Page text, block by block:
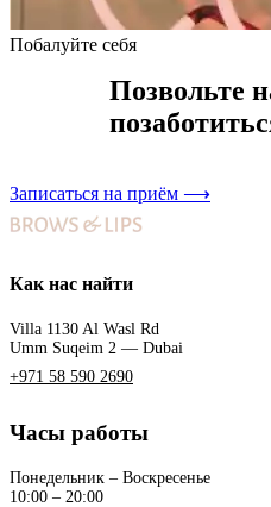
Побалуйте себя
Позвольте
Записаться на приём ⟶
Как нас найти
Villa 1130 Al Wasl Rd
Umm Suqeim 2 — Dubai
+971 58 590 2690
Часы работы
Понедельник – Воскресенье
10:00 – 20:00